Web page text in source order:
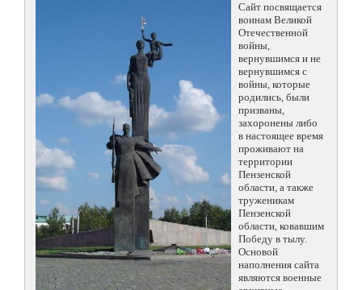
Сайт посвящается
воинам Великой
Отечественной
войны,
вернувшимся и не
вернувшимся с
войны, которые
родились, были
призваны,
захоронены либо
в настоящее время
проживают на
территории
Пензенской
области, а также
труженикам
Пензенской
области, ковавшим
Победу в тылу.
Основой
наполнения сайта
являются военные